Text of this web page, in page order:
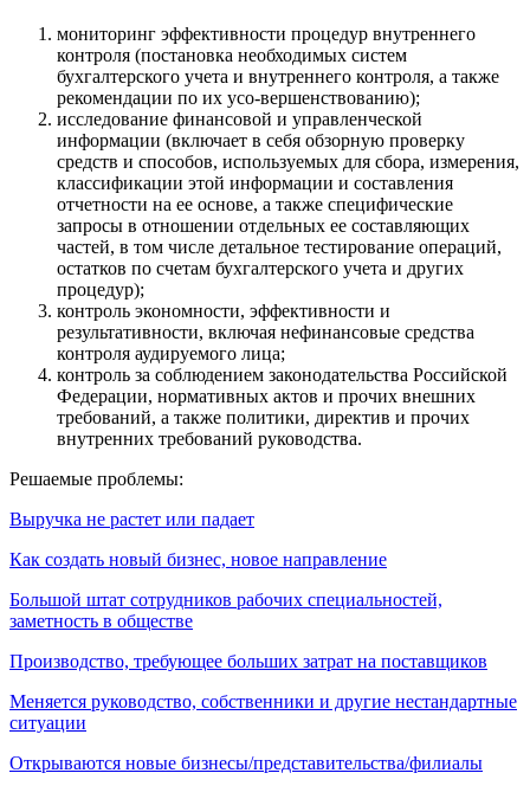
мониторинг эффективности процедур внутреннего
контроля (постановка необходимых систем
бухгалтерского учета и внутреннего контроля, а также
рекомендации по их усо-вершенствованию);
исследование финансовой и управленческой
информации (включает в себя обзорную проверку
средств и способов, используемых для сбора, измерения,
классификации этой информации и составления
отчетности на ее основе, а также специфические
запросы в отношении отдельных ее составляющих
частей, в том числе детальное тестирование операций,
остатков по счетам бухгалтерского учета и других
процедур);
контроль экономности, эффективности и
результативности, включая нефинансовые средства
контроля аудируемого лица;
контроль за соблюдением законодательства Российской
Федерации, нормативных актов и прочих внешних
требований, а также политики, директив и прочих
внутренних требований руководства.
Решаемые проблемы:
Выручка не растет или падает
Как создать новый бизнес, новое направление
Большой штат сотрудников рабочих специальностей,
заметность в обществе
Производство, требующее больших затрат на поставщиков
Меняется руководство, собственники и другие нестандартные
ситуации
Открываются новые бизнесы/представительства/филиалы